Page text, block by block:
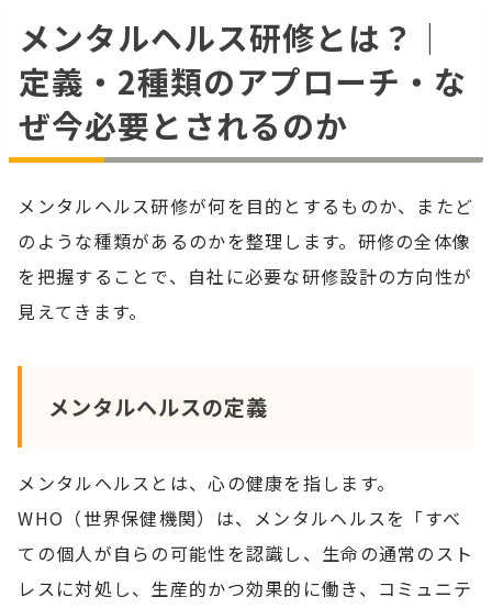
メンタルヘルス研修とは？｜
定義・2種類のアプローチ・な
ぜ今必要とされるのか
メンタルヘルス研修が何を目的とするものか、またど
のような種類があるのかを整理します。研修の全体像
を把握することで、自社に必要な研修設計の方向性が
見えてきます。
メンタルヘルスの定義
メンタルヘルスとは、心の健康を指します。
WHO（世界保健機関）は、メンタルヘルスを「すべ
ての個人が自らの可能性を認識し、生命の通常のスト
レスに対処し、生産的かつ効果的に働き、コミュニテ